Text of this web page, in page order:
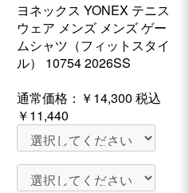
ヨネックス YONEX テニス
ウェア メンズ メンズ ゲー
ムシャツ（フィットスタイ
ル） 10754 2026SS
通常価格： ￥14,300 税込
￥11,440